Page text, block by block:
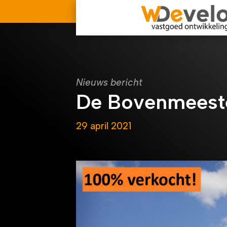
Nieuws bericht
De
29 april 2021